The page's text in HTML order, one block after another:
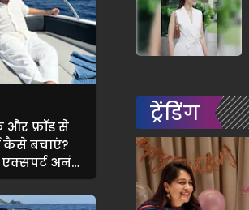
और फ्रॉड से
कैसे बचाएं?
अनंत
टिप्स
ट्रेंडिंग